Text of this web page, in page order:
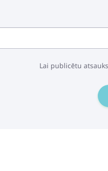
Lai publicētu